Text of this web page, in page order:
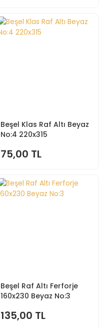
Beşel Klas Raf Altı Beyaz
No:4 220x315
75,00 TL
Beşel Raf Altı Ferforje
160x230 Beyaz No:3
135,00 TL